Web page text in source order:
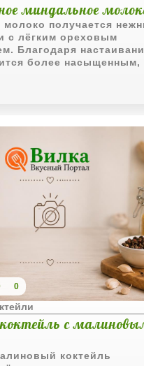
миндальное
получается
с лёгким ореховым
Благодаря
более насыщенным,
приятно подавать
0
с
коктейль